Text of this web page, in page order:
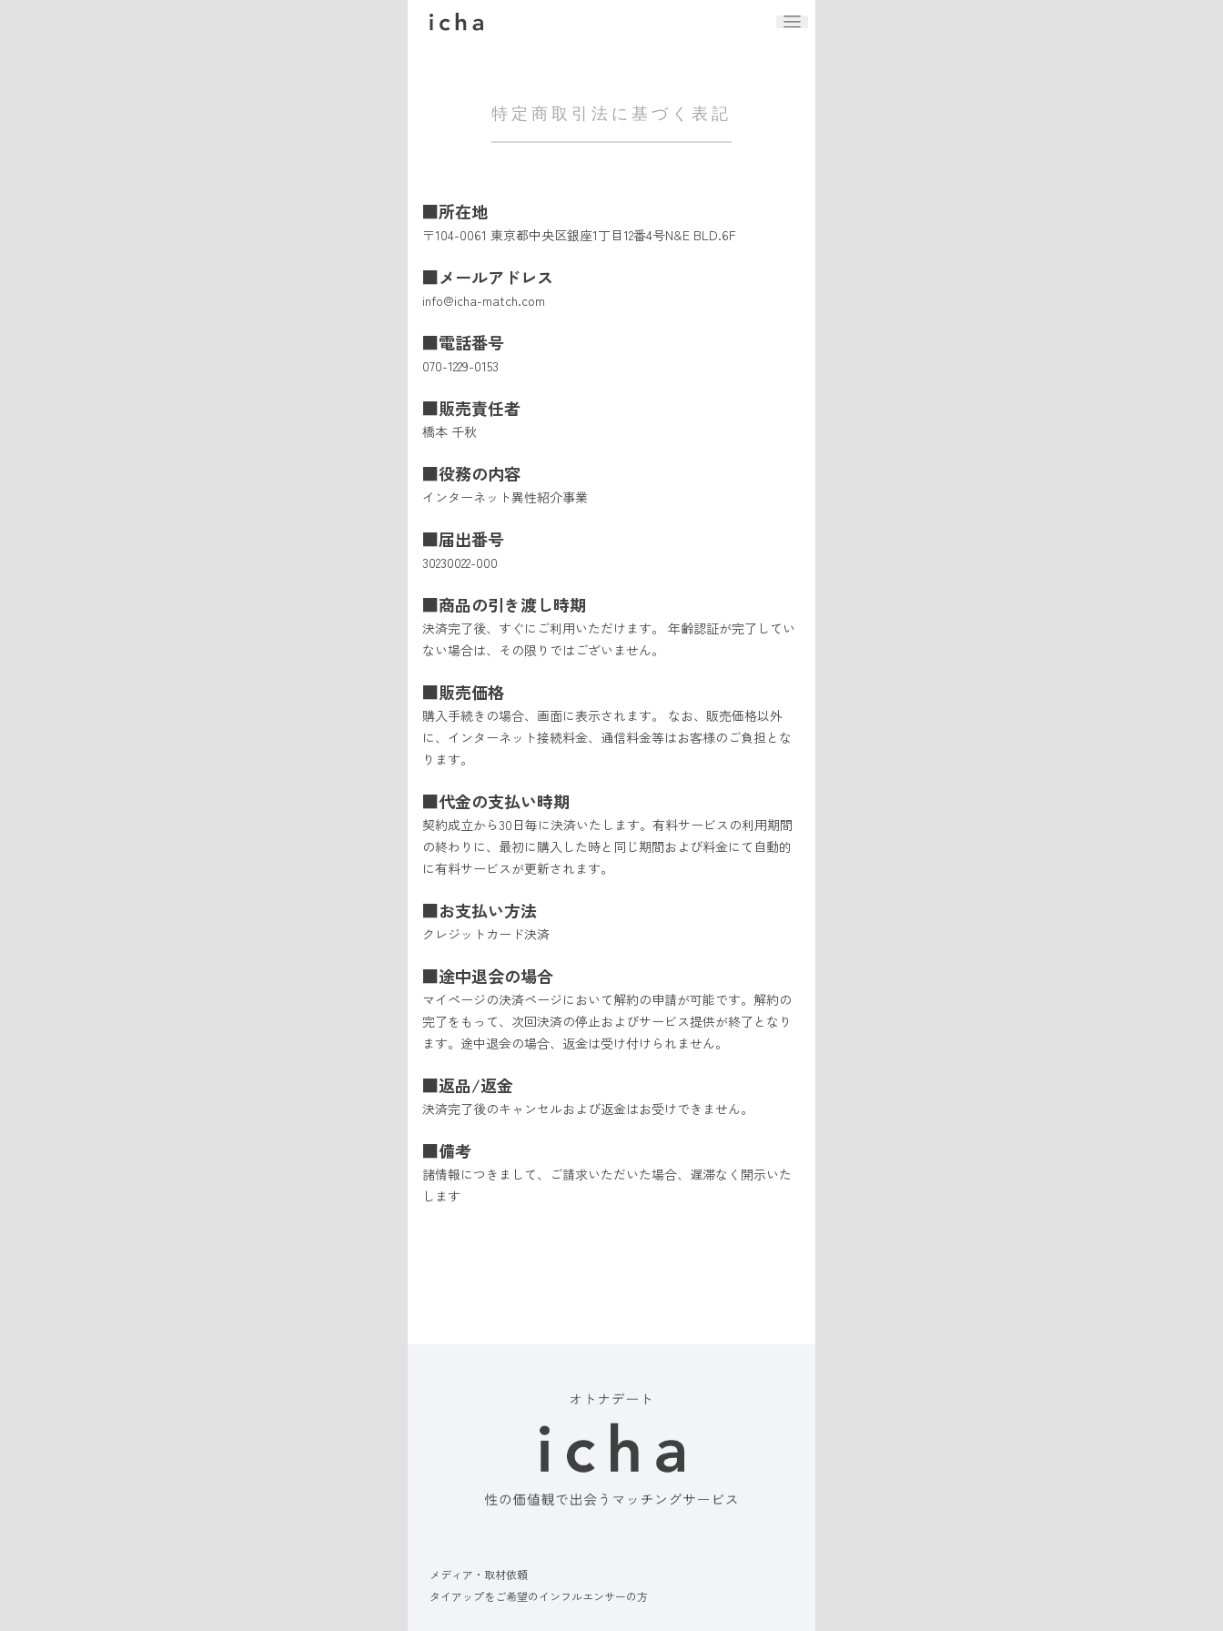
特定商取引法に基づく表記
■所在地
〒104-0061 東京都中央区銀座1丁目12番4号N&E BLD.6F
■メールアドレス
info@icha-match.com
■電話番号
070-1229-0153
■販売責任者
橋本 千秋
■役務の内容
インターネット異性紹介事業
■届出番号
30230022-000
■商品の引き渡し時期
決済完了後、すぐにご利用いただけます。 年齢認証が完了してい
ない場合は、その限りではございません。
■販売価格
購入手続きの場合、画面に表示されます。 なお、販売価格以外
に、インターネット接続料金、通信料金等はお客様のご負担とな
ります。
■代金の支払い時期
契約成立から30日毎に決済いたします。有料サービスの利用期間
の終わりに、最初に購入した時と同じ期間および料金にて自動的
に有料サービスが更新されます。
■お支払い方法
クレジットカード決済
■途中退会の場合
マイページの決済ページにおいて解約の申請が可能です。解約の
完了をもって、次回決済の停止およびサービス提供が終了となり
ます。途中退会の場合、返金は受け付けられません。
■返品/返金
決済完了後のキャンセルおよび返金はお受けできません。
■備考
諸情報につきまして、ご請求いただいた場合、遅滞なく開示いた
します
メディア・取材依頼
タイアップをご希望のインフルエンサーの方